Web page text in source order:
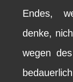
Endes,
denke,
wegen